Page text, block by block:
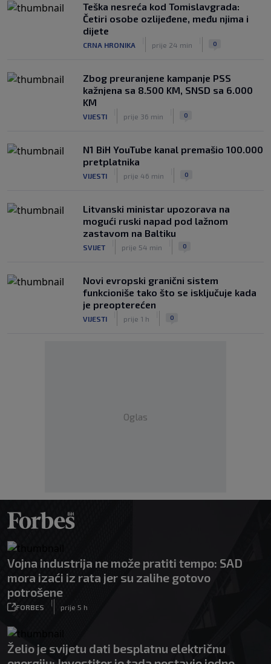
Teška nesreća kod Tomislavgrada:
Četiri osobe ozlijeđene, među njima i
dijete
CRNA HRONIKA prije 24 min 0
Zbog preuranjene kampanje PSS
kažnjena sa 8.500 KM, SNSD sa 6.000
KM
VIJESTI prije 36 min 0
N1 BiH YouTube kanal premašio 100.000
pretplatnika
VIJESTI prije 46 min 0
Litvanski ministar upozorava na
mogući ruski napad pod lažnom
zastavom na Baltiku
SVIJET prije 54 min 0
Novi evropski granični sistem
funkcioniše tako što se isključuje kada
je preopterećen
VIJESTI prije 1 h 0
Oglas
Vojna industrija ne može pratiti tempo: SAD
mora izaći iz rata jer su zalihe gotovo
potrošene
FORBES
|
prije 5 h
Želio je svijetu dati besplatnu električnu